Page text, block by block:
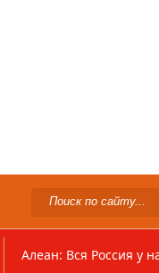
Алеан: Вся Россия у